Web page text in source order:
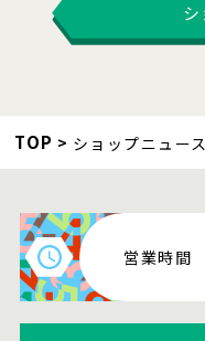
TOP ショップニュース
営業時間